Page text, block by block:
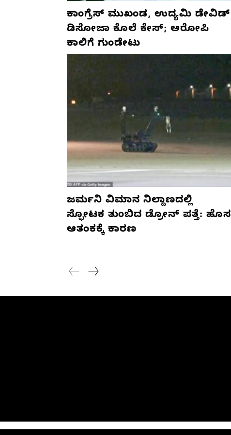
ಕಾಂಗ್ರೆಸ್‌ ಮುಖಂಡ, ಉದ್ಯಮಿ ಡೇವಿಡ್‌
ಡಿಸೋಜಾ ಕೊಲೆ ಕೇಸ್;‌ ಆರೋಪಿ
ಕಾಲಿಗೆ ಗುಂಡೇಟು
ಜರ್ಮನಿ ವಿಮಾನ ನಿಲ್ದಾಣದಲ್ಲಿ
ಸ್ಫೋಟಕ ತುಂಬಿದ ಡ್ರೋನ್ ಪತ್ತೆ: ಹೊಸ
ಆತಂಕಕ್ಕೆ ಕಾರಣ